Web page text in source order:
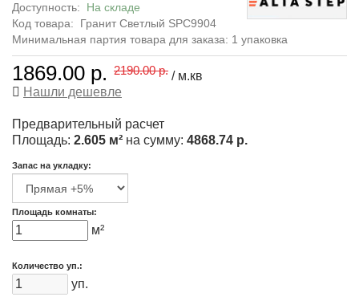
Доступность: На складе
Код товара:
Гранит Светлый SPC9904
Минимальная партия товара для заказа: 1 упаковка
1869.00 р. 2190.00 р. / м.кв
Нашли дешевле
Предварительный расчет
Площадь: 2.605 м² на сумму: 4868.74 р.
Запас на укладку:
Площадь комнаты:
м²
Количество уп.:
уп.